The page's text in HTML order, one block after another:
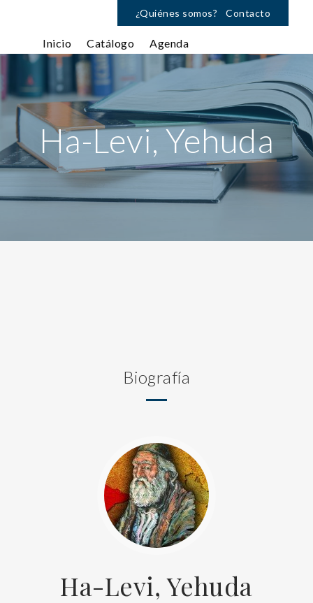
¿Quiénes somos? Contacto
Inicio Catálogo Agenda
Ha-Levi, Yehuda
Biografía
Ha-Levi, Yehuda